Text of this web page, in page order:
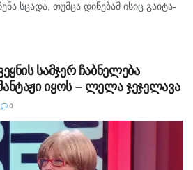
სცა­და, თუმ­ცა დი­ნე­ბამ ისიც გა­ი­ტა­
იპო­ვა და მდი­ნა­რი­დან
სა­მაშ­ვე­ლო სა­მუ­შა­ო­ე­ბი ამ დრომ­
სამჯერ ჩაბნელება
იყოს – ლელა ჯეჯელავა
0